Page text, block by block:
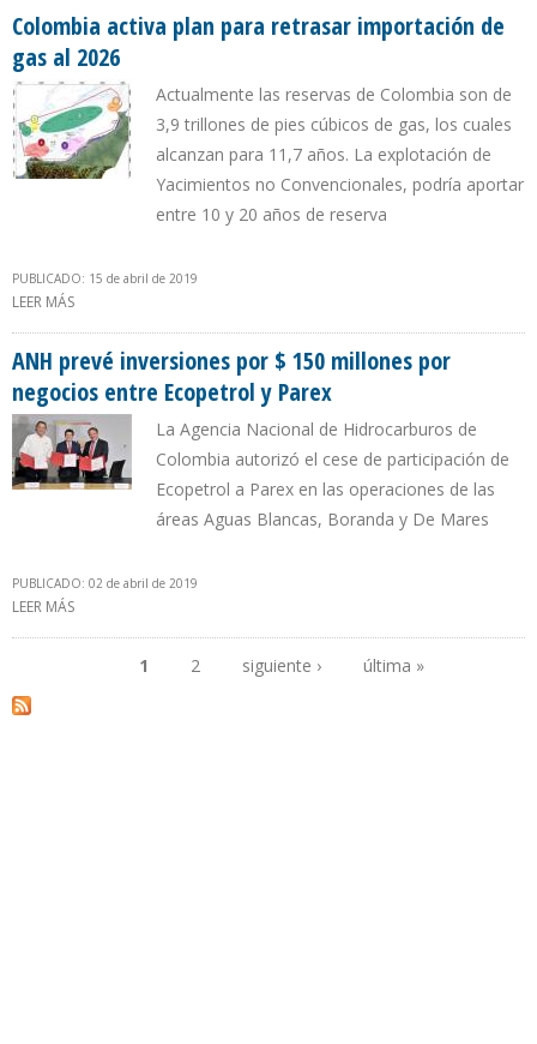
Colombia activa plan para retrasar importación de
gas al 2026
Actualmente las reservas de Colombia son de
3,9 trillones de pies cúbicos de gas, los cuales
alcanzan para 11,7 años. La explotación de
Yacimientos no Convencionales, podría aportar
entre 10 y 20 años de reserva
PUBLICADO: 15 de abril de 2019
LEER MÁS
ANH prevé inversiones por $ 150 millones por
negocios entre Ecopetrol y Parex
La Agencia Nacional de Hidrocarburos de
Colombia autorizó el cese de participación de
Ecopetrol a Parex en las operaciones de las
áreas Aguas Blancas, Boranda y De Mares
PUBLICADO: 02 de abril de 2019
LEER MÁS
Páginas
1 2 siguiente › última »